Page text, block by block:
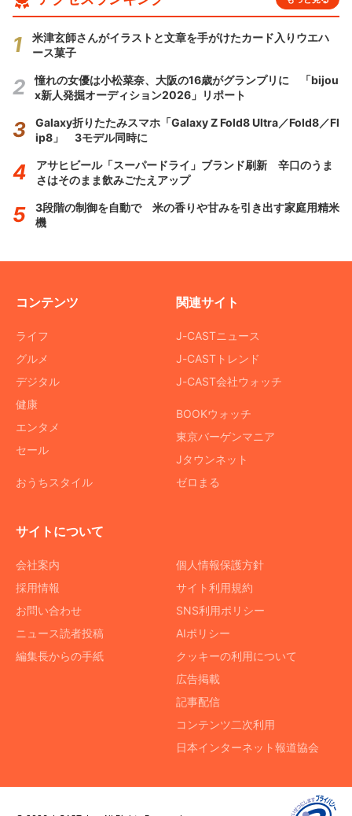
米津玄師さんがイラストと文章を手がけたカード入りウエハ
ース菓子
憧れの女優は小松菜奈、大阪の16歳がグランプリに 「bijou
x新人発掘オーディション2026」リポート
Galaxy折りたたみスマホ「Galaxy Z Fold8 Ultra／Fold8／Fl
ip8」 3モデル同時に
アサヒビール「スーパードライ」ブランド刷新 辛口のうま
さはそのまま飲みごたえアップ
3段階の制御を自動で 米の香りや甘みを引き出す家庭用精米
機
コンテンツ
ライフ
グルメ
デジタル
健康
エンタメ
セール
おうちスタイル
関連サイト
J-CASTニュース
J-CASTトレンド
J-CAST会社ウォッチ
BOOKウォッチ
東京バーゲンマニア
Jタウンネット
ゼロまる
サイトについて
会社案内
採用情報
お問い合わせ
ニュース読者投稿
編集長からの手紙
個人情報保護方針
サイト利用規約
SNS利用ポリシー
AIポリシー
クッキーの利用について
広告掲載
記事配信
コンテンツ二次利用
日本インターネット報道協会